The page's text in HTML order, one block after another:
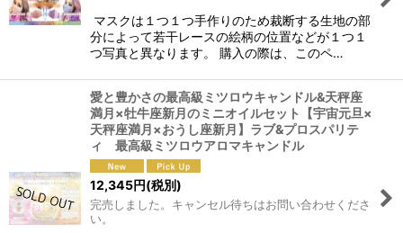
マスクは１つ１つ手作りのため裁断する生地の部
分によって若干レースの絵柄の位置などが１つ１
つ写真と異なります。 購入の際は、このペ…
愛と豊かさの最高級ミツロウキャンドル&天秤座
満月×牡牛座新月のミニオイルセット【宇宙元旦×
天秤座満月×おうし座新月】ラブ&プロスパリテ
ィ 最高級ミツロウアロマキャンドル
12,345円(税別)
完売しました。キャンセル待ちはお問い合わせくださ
い。